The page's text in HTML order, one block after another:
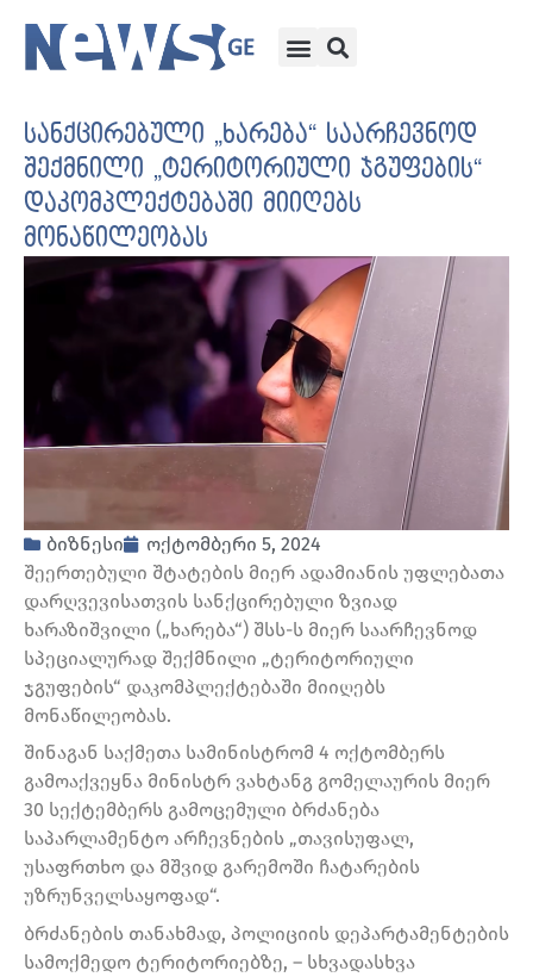
სანქცირებული „ხარება“ საარჩევნოდ
შექმნილი „ტერიტორიული ჯგუფების“
დაკომპლექტებაში მიიღებს
მონაწილეობას
ბიზნესი
ოქტომბერი 5, 2024
შეერთებული შტატების მიერ ადამიანის უფლებათა
დარღვევისათვის სანქცირებული ზვიად
ხარაზიშვილი („ხარება“) შსს-ს მიერ საარჩევნოდ
სპეციალურად შექმნილი „ტერიტორიული
ჯგუფების“ დაკომპლექტებაში მიიღებს
მონაწილეობას.
შინაგან საქმეთა სამინისტრომ 4 ოქტომბერს
გამოაქვეყნა მინისტრ ვახტანგ გომელაურის მიერ
30 სექტემბერს გამოცემული ბრძანება
საპარლამენტო არჩევნების „თავისუფალ,
უსაფრთხო და მშვიდ გარემოში ჩატარების
უზრუნველსაყოფად“.
ბრძანების თანახმად, პოლიციის დეპარტამენტების
სამოქმედო ტერიტორიებზე, – სხვადასხვა